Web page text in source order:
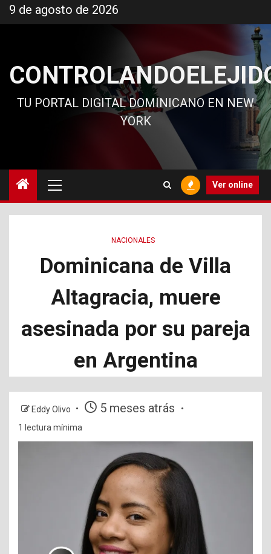
al
9 de agosto de 2026
TU PORTAL DIGITAL DOMINICANO EN NEW
YORK
principal
Ver online
NACIONALES
Dominicana de Villa
Altagracia, muere
asesinada por su pareja
en Argentina
Eddy Olivo 5 meses atrás
1 lectura mínima